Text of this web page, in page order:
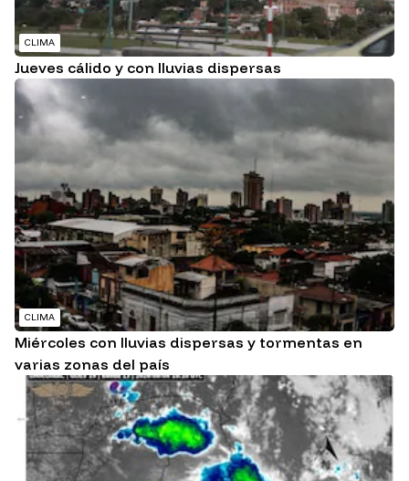
CLIMA
Jueves cálido y con lluvias dispersas
CLIMA
Miércoles con lluvias dispersas y tormentas en
varias zonas del país